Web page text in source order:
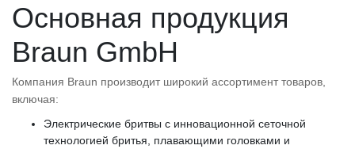
Основная продукция
Braun GmbH
Компания Braun производит широкий ассортимент товаров,
включая:
Электрические бритвы с инновационной сеточной
технологией бритья, плавающими головками и